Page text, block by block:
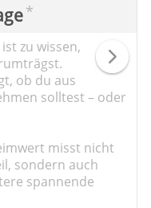
*
zu wissen,
ob du aus
solltest – oder
misst nicht
sondern auch
spannende